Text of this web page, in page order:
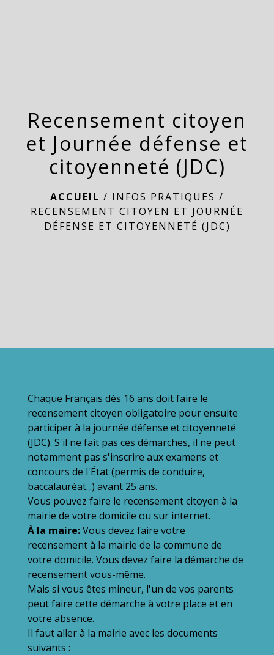
Recensement citoyen
et Journée défense et
citoyenneté (JDC)
ACCUEIL / INFOS PRATIQUES /
RECENSEMENT CITOYEN ET JOURNÉE
DÉFENSE ET CITOYENNETÉ (JDC)
Chaque Français dès 16 ans doit faire le
recensement citoyen obligatoire pour ensuite
participer à la journée défense et citoyenneté
(JDC). S'il ne fait pas ces démarches, il ne peut
notamment pas s'inscrire aux examens et
concours de l'État (permis de conduire,
baccalauréat...) avant 25 ans.
Vous pouvez faire le recensement citoyen à la
mairie de votre domicile ou sur internet.
À la maire:Vous devez faire votre
recensement à la mairie de la commune de
votre domicile. Vous devez faire la démarche de
recensement vous-même.
Mais si vous êtes mineur, l'un de vos parents
peut faire cette démarche à votre place et en
votre absence.
Il faut aller à la mairie avec les documents
suivants :